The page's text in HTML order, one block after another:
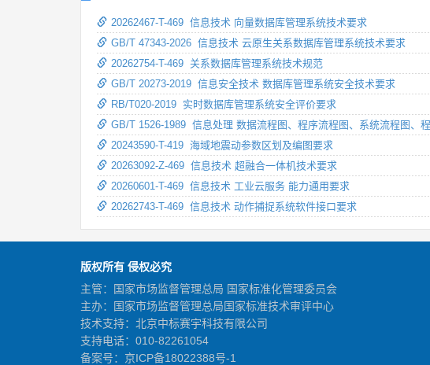
20262467-T-469 信息技术 向量数据库管理系统技术要求
GB/T 47343-2026 信息技术 云原生关系数据库管理系统技术要求
20262754-T-469 关系数据库管理系统技术规范
GB/T 20273-2019 信息安全技术 数据库管理系统安全技术要求
RB/T020-2019 实时数据库管理系统安全评价要求
GB/T 1526-1989 信息处理 数据流程图、程序流程图、系统流程图、
20243590-T-419 海域地震动参数区划及编图要求
20263092-Z-469 信息技术 超融合一体机技术要求
20260601-T-469 信息技术 工业云服务 能力通用要求
20262743-T-469 信息技术 动作捕捉系统软件接口要求
版权所有 侵权必究
主管：国家市场监督管理总局 国家标准化管理委员会
主办：国家市场监督管理总局国家标准技术审评中心
技术支持：北京中标赛宇科技有限公司
支持电话：010-82261054
备案号： 京ICP备18022388号-1